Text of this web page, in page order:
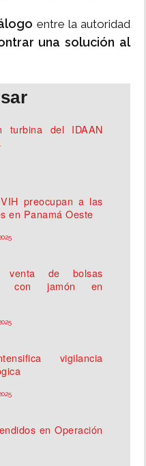
entre la autoridad
una solución al
turbina del IDAAN
preocupan a las
en Panamá Oeste
de bolsas
con jamón en
vigilancia
en Operación